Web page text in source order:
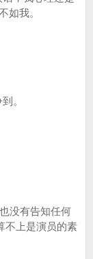
如我。
。
没有告知任何
不上是演员的素